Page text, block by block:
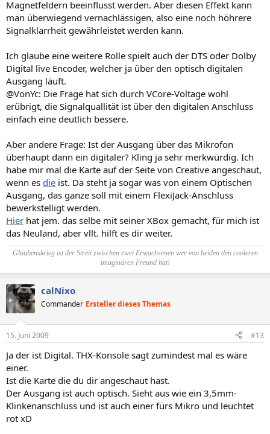
Magnetfeldern beeinflusst werden. Aber diesen Effekt kann
man überwiegend vernachlässigen, also eine noch höhrere
Signalklarrheit gewährleistet werden kann.
Ich glaube eine weitere Rolle spielt auch der DTS oder Dolby
Digital live Encoder, welcher ja über den optisch digitalen
Ausgang läuft.
@VonYc: Die Frage hat sich durch VCore-Voltage wohl
erübrigt, die Signalquallität ist über den digitalen Anschluss
einfach eine deutlich bessere.
Aber andere Frage: Ist der Ausgang über das Mikrofon
überhaupt dann ein digitaler? Kling ja sehr merkwürdig. Ich
habe mir mal die Karte auf der Seite von Creative angeschaut,
wenn es die ist. Da steht ja sogar was von einem Optischen
Ausgang, das ganze soll mit einem FlexiJack-Anschluss
bewerkstelligt werden.
Hier hat jem. das selbe mit seiner XBox gemacht, für mich ist
das Neuland, aber vllt. hilft es dir weiter.
Glaubenskrieg ist der Streit zwischen zwei Erwachsenen wer von beiden den cooleren
imaginären Freund hat!
calNixo
Commander Ersteller dieses Themas
15. Juni 2009 #13
Ja der ist Digital. THX-Konsole sagt zumindest mal es wäre
einer.
Ist die Karte die du dir angeschaut hast.
Der Ausgang ist auch optisch. Sieht aus wie ein 3,5mm-
Klinkenanschluss und ist auch einer fürs Mikro und leuchtet
rot xD